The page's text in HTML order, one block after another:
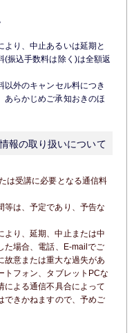
より、中止あるいは延期と
(振込手数料は除く)は全額返
外のキャンセル料につき
あらかじめご承知おきのほ
報の取り扱いについて
は受講に必要となる通信料
等は、予定であり、予告な
より、延期、中止または中
た場合、電話、E-mailでご
故意または重大な過失があ
トフォン、タブレットPCな
による通信不具合によって
できかねますので、予めご